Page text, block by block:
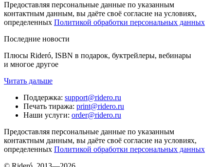
Предоставляя персональные данные по указанным
контактным данным, вы даёте своё согласие на условиях,
определенных Политикой обработки персональных данных
Последние новости
Плюсы Rideró, ISBN в подарок, буктрейлеры, вебинары
и многое другое
Читать дальше
Поддержка: support@ridero.ru
Печать тиража: print@ridero.ru
Наши услуги: order@ridero.ru
Предоставляя персональные данные по указанным
контактным данным, вы даёте своё согласие на условиях,
определенных Политикой обработки персональных данных